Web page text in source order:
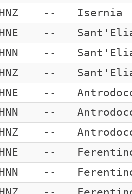
HNZ --
Isernia
HNE --
HNN --
HNZ --
HNE --
HNN --
HNZ --
HNE --
HNN --